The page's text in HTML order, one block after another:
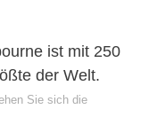
ist mit 250
der Welt.
Sie sich die